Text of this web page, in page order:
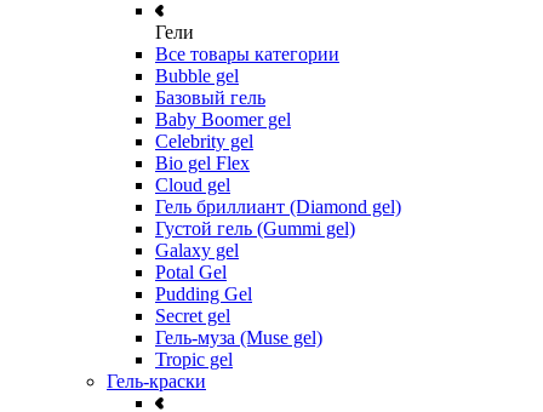
Гели
Все товары категории
Bubble gel
Базовый гель
Baby Boomer gel
Celebrity gel
Bio gel Flex
Cloud gel
Гель бриллиант (Diamond gel)
Густой гель (Gummi gel)
Galaxy gel
Potal Gel
Pudding Gel
Secret gel
Гель-муза (Muse gel)
Tropic gel
Гель-краски